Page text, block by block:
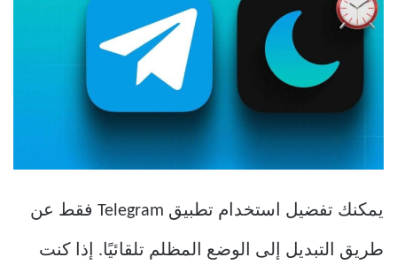
يمكنك تفضيل استخدام تطبيق Telegram فقط عن
طريق التبديل إلى الوضع المظلم تلقائيًا. إذا كنت